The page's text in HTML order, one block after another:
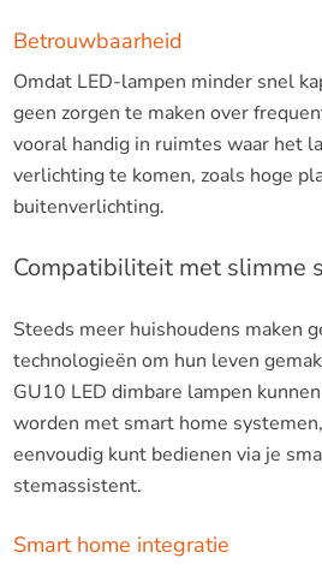
Betrouwbaarheid
Omdat LED-lampen minder snel
geen zorgen te maken over
vooral handig in ruimtes waar het
verlichting te komen, zoals hoge
buitenverlichting.
Compatibiliteit met slimme
Steeds meer huishoudens maken
technologieën om hun leven
GU10 LED dimbare lampen
worden met smart home
eenvoudig kunt bedienen via je
stemassistent.
Smart home integratie